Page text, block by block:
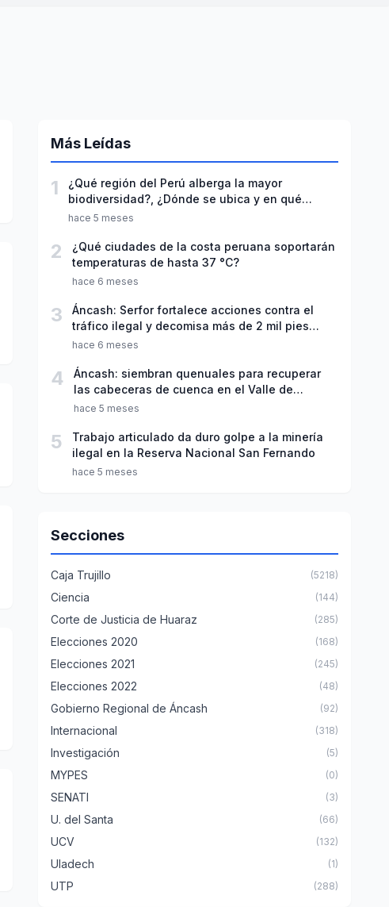
Más Leídas
1
¿Qué región del Perú alberga la mayor
biodiversidad?, ¿Dónde se ubica y en qué
destaca?
hace 5 meses
2
¿Qué ciudades de la costa peruana soportarán
temperaturas de hasta 37 °C?
hace 6 meses
3
Áncash: Serfor fortalece acciones contra el
tráfico ilegal y decomisa más de 2 mil pies
tablares de madera
hace 6 meses
4
Áncash: siembran quenuales para recuperar
las cabeceras de cuenca en el Valle de
Fortaleza
hace 5 meses
5
Trabajo articulado da duro golpe a la minería
ilegal en la Reserva Nacional San Fernando
hace 5 meses
Secciones
Caja Trujillo (5218)
Ciencia (144)
Corte de Justicia de Huaraz (285)
Elecciones 2020 (168)
Elecciones 2021 (245)
Elecciones 2022 (48)
Gobierno Regional de Áncash (92)
Internacional (318)
Investigación (5)
MYPES (0)
SENATI (3)
U. del Santa (66)
UCV (132)
Uladech (1)
UTP (288)